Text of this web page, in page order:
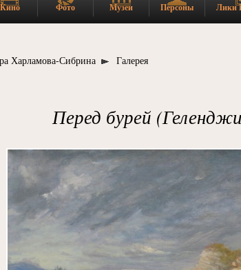
Кино Фото Музеи Персоны Лики
Харламова-Сибрина Галерея
Перед бурей